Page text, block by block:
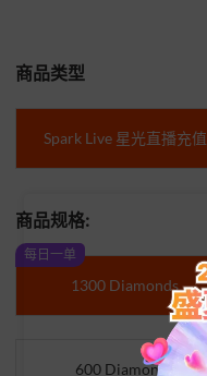
商品类型
Spark Live 星光直播充值
商品规格:
1300 Diamonds
每日一单
600 Diamonds